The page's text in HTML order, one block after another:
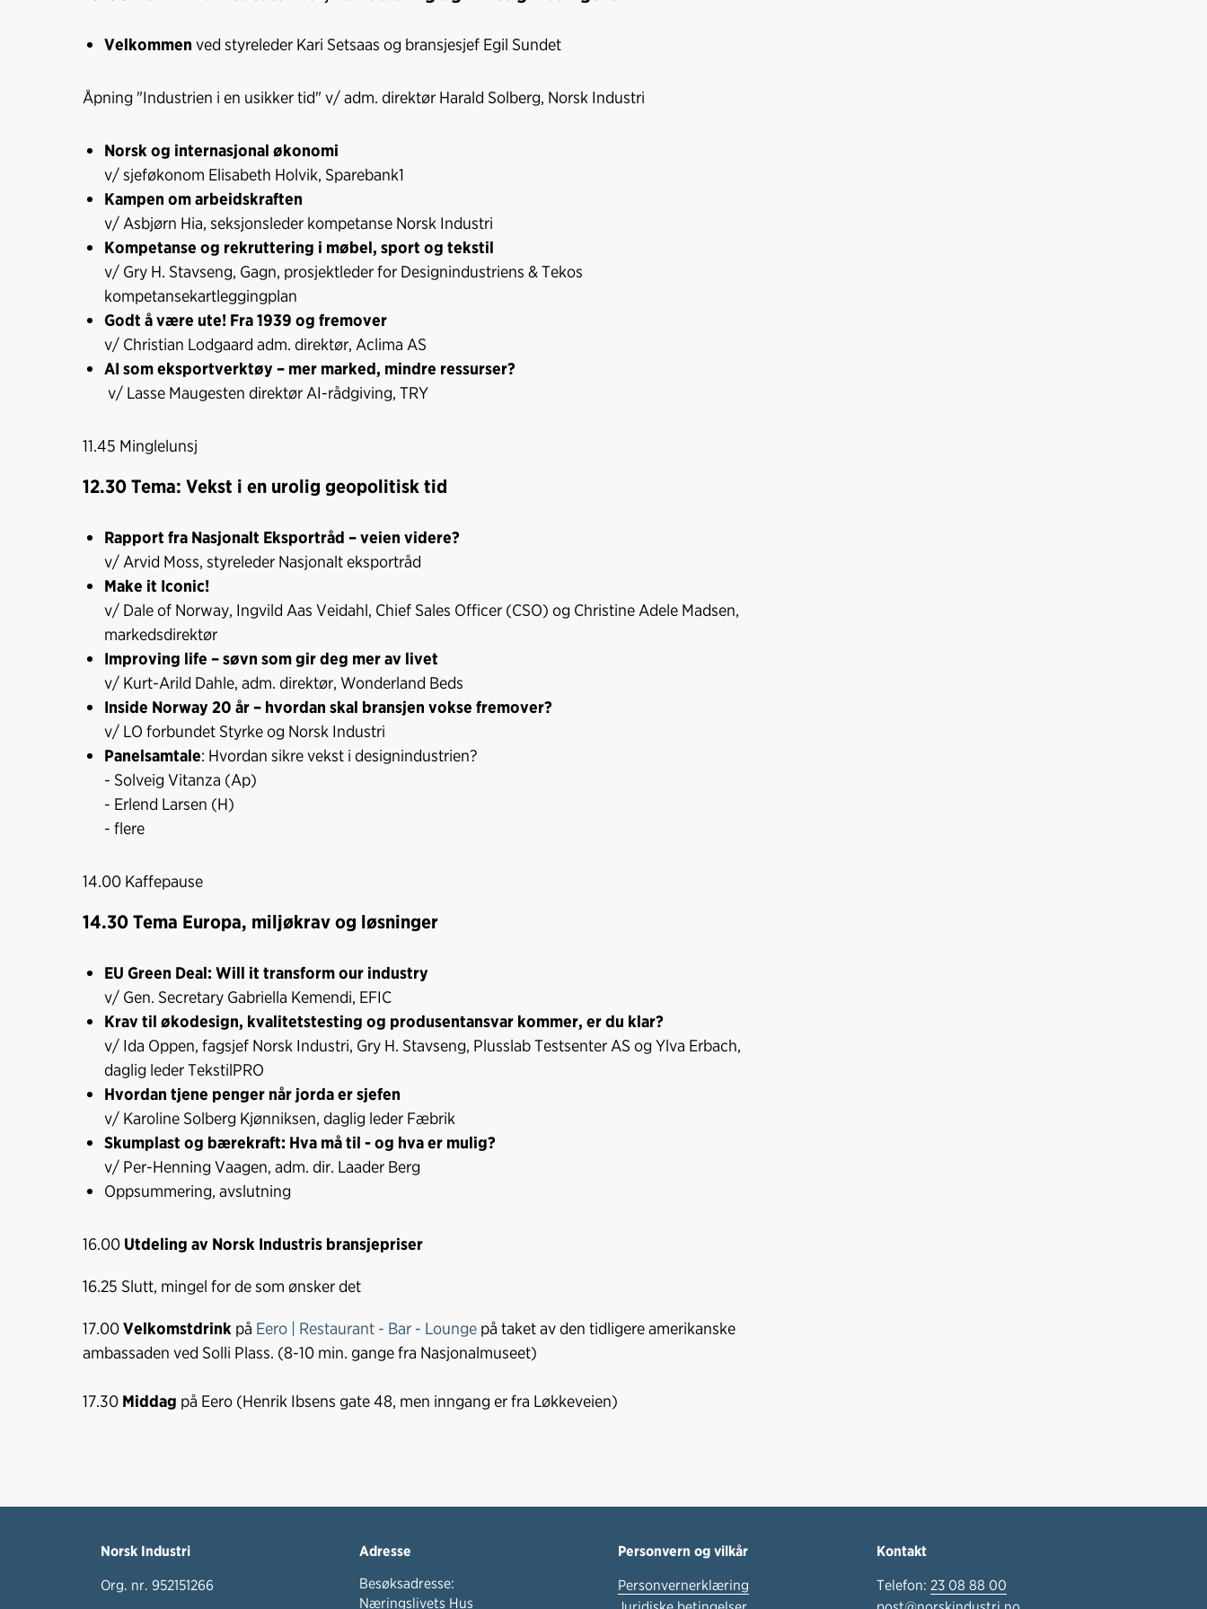
Velkommen ved styreleder Kari Setsaas og bransjesjef Egil Sundet
Åpning "Industrien i en usikker tid" v/ adm. direktør Harald Solberg, Norsk Industri
Norsk og internasjonal økonomi
v/ sjeføkonom Elisabeth Holvik, Sparebank1
Kampen om arbeidskraften
v/ Asbjørn Hia, seksjonsleder kompetanse Norsk Industri
Kompetanse og rekruttering i møbel, sport og tekstil
v/ Gry H. Stavseng, Gagn, prosjektleder for Designindustriens & Tekos
kompetansekartleggingplan
Godt å være ute! Fra 1939 og fremover
v/ Christian Lodgaard adm. direktør, Aclima AS
AI som eksportverktøy – mer marked, mindre ressurser?
v/ Lasse Maugesten direktør AI-rådgiving, TRY
11.45 Minglelunsj
12.30 Tema: Vekst i en urolig geopolitisk tid
Rapport fra Nasjonalt Eksportråd – veien videre?
v/ Arvid Moss, styreleder Nasjonalt eksportråd
Make it Iconic!
v/ Dale of Norway, Ingvild Aas Veidahl, Chief Sales Officer (CSO) og Christine Adele Madsen,
markedsdirektør
Improving life – søvn som gir deg mer av livet
v/ Kurt-Arild Dahle, adm. direktør, Wonderland Beds
Inside Norway 20 år – hvordan skal bransjen vokse fremover?
v/ LO forbundet Styrke og Norsk Industri
Panelsamtale: Hvordan sikre vekst i designindustrien?
- Solveig Vitanza (Ap)
- Erlend Larsen (H)
- flere
14.00 Kaffepause
14.30 Tema Europa, miljøkrav og løsninger
EU Green Deal: Will it transform our industry
v/ Gen. Secretary Gabriella Kemendi, EFIC
Krav til økodesign, kvalitetstesting og produsentansvar kommer, er du klar?
v/ Ida Oppen, fagsjef Norsk Industri, Gry H. Stavseng, Plusslab Testsenter AS og Ylva Erbach,
daglig leder TekstilPRO
Hvordan tjene penger når jorda er sjefen
v/ Karoline Solberg Kjønniksen, daglig leder Fæbrik
Skumplast og bærekraft: Hva må til - og hva er mulig?
v/ Per-Henning Vaagen, adm. dir. Laader Berg
Oppsummering, avslutning
16.00 Utdeling av Norsk Industris bransjepriser
16.25 Slutt, mingel for de som ønsker det
17.00Velkomstdrink på Eero | Restaurant - Bar - Lounge på taket av den tidligere amerikanske
ambassaden ved Solli Plass. (8-10 min. gange fra Nasjonalmuseet)
17.30 Middag på Eero (Henrik Ibsens gate 48, men inngang er fra Løkkeveien)
Norsk Industri
Org. nr. 952151266
Adresse
Besøksadresse:
Næringslivets Hus
Personvern og vilkår
Personvernerklæring
Kontakt
Telefon: 23 08 88 00